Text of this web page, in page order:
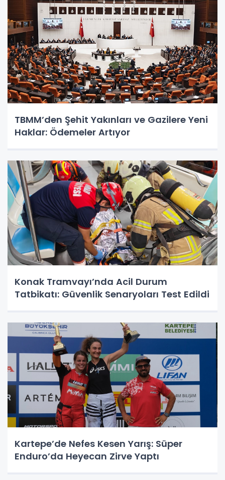
TBMM’den Şehit Yakınları ve Gazilere Yeni
Haklar: Ödemeler Artıyor
Konak Tramvayı’nda Acil Durum
Tatbikatı: Güvenlik Senaryoları Test Edildi
Kartepe’de Nefes Kesen Yarış: Süper
Enduro’da Heyecan Zirve Yaptı